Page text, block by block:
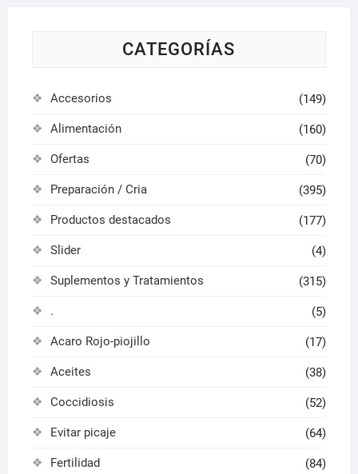
la
CATEGORÍAS
Accesorios (149)
Alimentación (160)
Ofertas (70)
Preparación / Cria (395)
Productos destacados (177)
Slider (4)
Suplementos y Tratamientos (315)
. (5)
Acaro Rojo-piojillo (17)
Aceites (38)
Coccidiosis (52)
Evitar picaje (64)
Fertilidad (84)